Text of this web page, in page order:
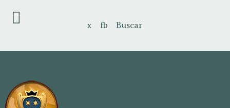
x fb Buscar